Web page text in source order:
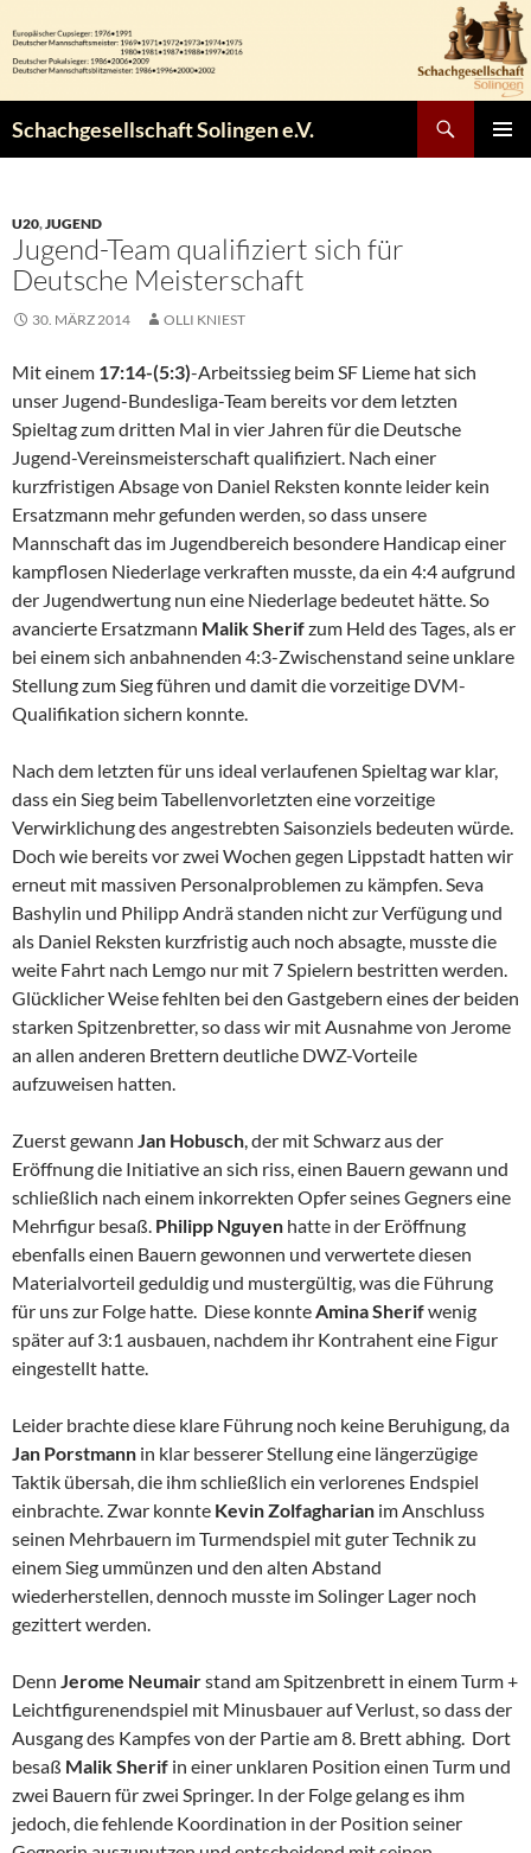
Inhalt
springen
Schachgesellschaft Solingen e.V.
U20,JUGEND
Jugend-Team qualifiziert sich für
Deutsche Meisterschaft
30. MÄRZ 2014 OLLI KNIEST
Mit einem 17:14-(5:3)-Arbeitssieg beim SF Lieme hat sich
unser Jugend-Bundesliga-Team bereits vor dem letzten
Spieltag zum dritten Mal in vier Jahren für die Deutsche
Jugend-Vereinsmeisterschaft qualifiziert. Nach einer
kurzfristigen Absage von Daniel Reksten konnte leider kein
Ersatzmann mehr gefunden werden, so dass unsere
Mannschaft das im Jugendbereich besondere Handicap einer
kampflosen Niederlage verkraften musste, da ein 4:4 aufgrund
der Jugendwertung nun eine Niederlage bedeutet hätte. So
avancierte Ersatzmann Malik Sherifzum Held des Tages, als er
bei einem sich anbahnenden 4:3-Zwischenstand seine unklare
Stellung zum Sieg führen und damit die vorzeitige DVM-
Qualifikation sichern konnte.
Nach dem letzten für uns ideal verlaufenen Spieltag war klar,
dass ein Sieg beim Tabellenvorletzten eine vorzeitige
Verwirklichung des angestrebten Saisonziels bedeuten würde.
Doch wie bereits vor zwei Wochen gegen Lippstadt hatten wir
erneut mit massiven Personalproblemen zu kämpfen. Seva
Bashylin und Philipp Andrä standen nicht zur Verfügung und
als Daniel Reksten kurzfristig auch noch absagte, musste die
weite Fahrt nach Lemgo nur mit 7 Spielern bestritten werden.
Glücklicher Weise fehlten bei den Gastgebern eines der beiden
starken Spitzenbretter, so dass wir mit Ausnahme von Jerome
an allen anderen Brettern deutliche DWZ-Vorteile
aufzuweisen hatten.
Zuerst gewann Jan Hobusch, der mit Schwarz aus der
Eröffnung die Initiative an sich riss, einen Bauern gewann und
schließlich nach einem inkorrekten Opfer seines Gegners eine
Mehrfigur besaß. Philipp Nguyen hatte in der Eröffnung
ebenfalls einen Bauern gewonnen und verwertete diesen
Materialvorteil geduldig und mustergültig, was die Führung
für uns zur Folge hatte. Diese konnteAmina Sherifwenig
später auf 3:1 ausbauen, nachdem ihr Kontrahent eine Figur
eingestellt hatte.
Leider brachte diese klare Führung noch keine Beruhigung, da
Jan Porstmann in klar besserer Stellung eine längerzügige
Taktik übersah, die ihm schließlich ein verlorenes Endspiel
einbrachte. Zwar konnte Kevin Zolfagharian im Anschluss
seinen Mehrbauern im Turmendspiel mit guter Technik zu
einem Sieg ummünzen und den alten Abstand
wiederherstellen, dennoch musste im Solinger Lager noch
gezittert werden.
Denn Jerome Neumairstand am Spitzenbrett in einem Turm +
Leichtfigurenendspiel mit Minusbauer auf Verlust, so dass der
Ausgang des Kampfes von der Partie am 8. Brett abhing. Dort
besaß Malik Sherif in einer unklaren Position einen Turm und
zwei Bauern für zwei Springer. In der Folge gelang es ihm
jedoch, die fehlende Koordination in der Position seiner